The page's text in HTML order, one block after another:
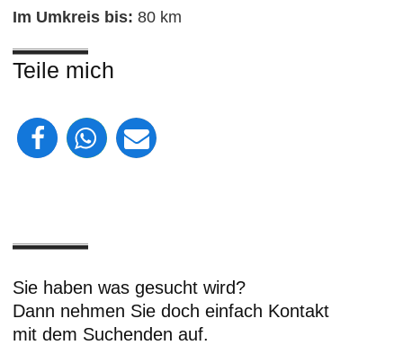
Im Umkreis bis: 80 km
Teile mich
Sie haben was gesucht wird?
Dann nehmen Sie doch einfach Kontakt
mit dem Suchenden auf.